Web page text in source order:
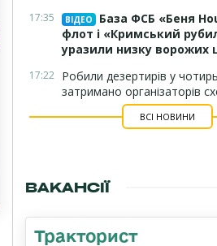
17:35 ВІДЕО
База ФСБ «Беня
флот і «Кримський
уразили низку ворожих
17:22 Робили дезертирів у
затримано організаторів
ВСІ НОВИНИ
ВАКАНСІЇ
Тракторист